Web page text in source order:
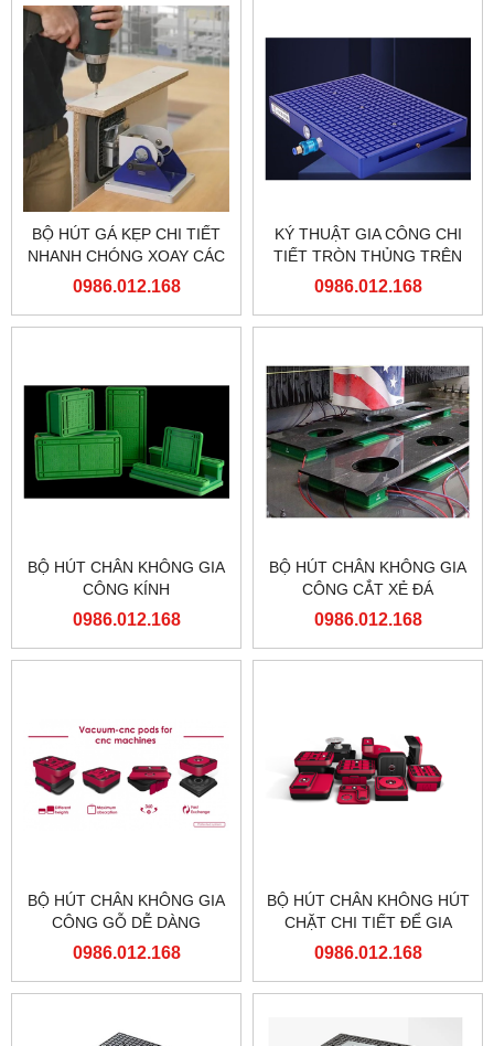
BỘ HÚT GÁ KẸP CHI TIẾT
NHANH CHÓNG XOAY CÁC
GÓC ĐỂ GIA CÔNG
0986.012.168
KÝ THUẬT GIA CÔNG CHI
TIẾT TRÒN THỦNG TRÊN
BÁN HÚT Ô CỜ HÌNH
0986.012.168
BỘ HÚT CHÂN KHÔNG GIA
CÔNG KÍNH
0986.012.168
BỘ HÚT CHÂN KHÔNG GIA
CÔNG CẮT XẺ ĐÁ
0986.012.168
BỘ HÚT CHÂN KHÔNG GIA
CÔNG GỖ DỄ DÀNG
NHANH CHÓNG
0986.012.168
BỘ HÚT CHÂN KHÔNG HÚT
CHẶT CHI TIẾT ĐỂ GIA
CÔNG
0986.012.168